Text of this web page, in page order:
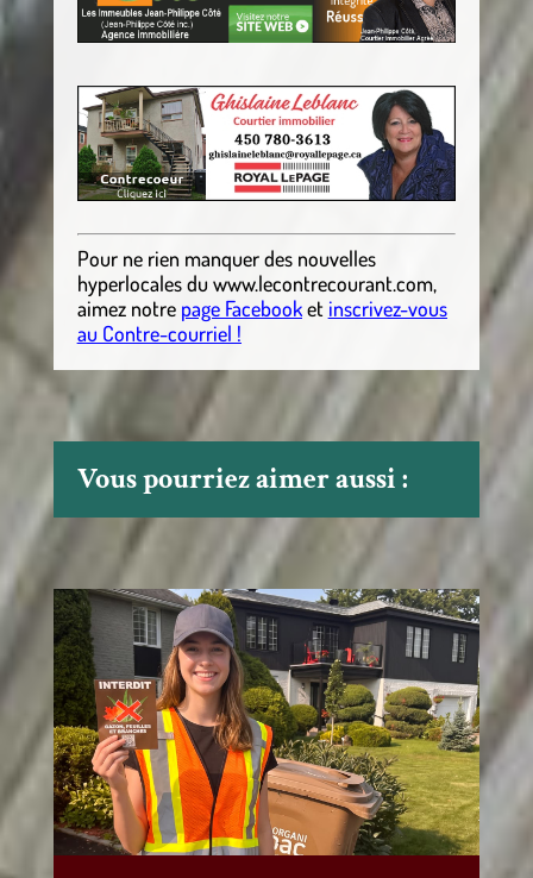
Pour ne rien manquer des nouvelles
hyperlocalesdu www.lecontrecourant.com,
aimez notre page Facebooket inscrivez-vous
au Contre-courriel !
Vous pourriez aimer aussi :